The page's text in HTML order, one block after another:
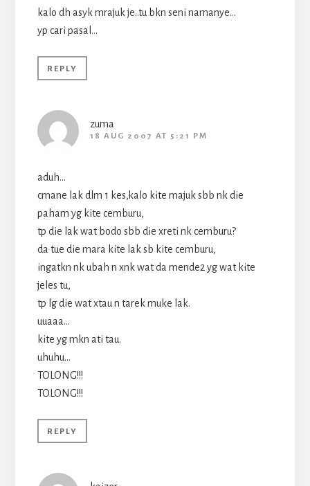
kalo dh asyk mrajuk je..tu bkn seni namanye…
yp cari pasal…
REPLY
zuma
18 AUG 2007 AT 5:21 PM
aduh…
cmane lak dlm 1 kes,kalo kite majuk sbb nk die
paham yg kite cemburu,
tp die lak wat bodo sbb die xreti nk cemburu?
da tue die mara kite lak sb kite cemburu,
ingatkn nk ubah n xnk wat da mende2 yg wat kite
jeles tu,
tp lg die wat xtau n tarek muke lak.
uuaaa…
kite yg mkn ati tau.
uhuhu…
TOLONG!!!
TOLONG!!!
REPLY